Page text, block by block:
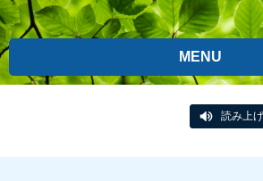
MENU
読み上げ